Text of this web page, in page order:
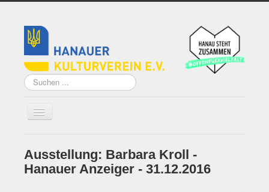
Suchen
...
Home
Über uns
Ausstellung: Barbara Kroll -
Hanauer Anzeiger - 31.12.2016